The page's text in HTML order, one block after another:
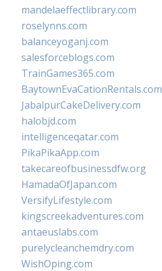
mandelaeffectlibrary.com
roselynns.com
balanceyoganj.com
salesforceblogs.com
TrainGames365.com
BaytownEvaCationRentals.com
JabalpurCakeDelivery.com
halobjd.com
intelligenceqatar.com
PikaPikaApp.com
takecareofbusinessdfw.org
HamadaOfJapan.com
VersifyLifestyle.com
kingscreekadventures.com
antaeuslabs.com
purelycleanchemdry.com
WishOping.com